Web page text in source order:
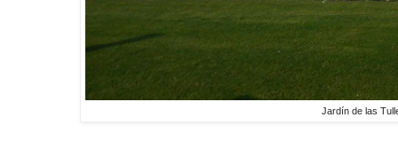
Jardín de las